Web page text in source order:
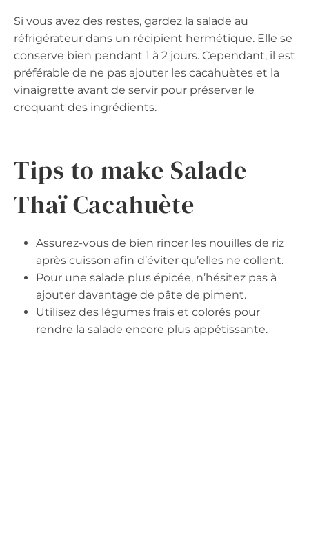
Si vous avez des restes, gardez la salade au
réfrigérateur dans un récipient hermétique. Elle se
conserve bien pendant 1 à 2 jours. Cependant, il est
préférable de ne pas ajouter les cacahuètes et la
vinaigrette avant de servir pour préserver le
croquant des ingrédients.
Tips to make Salade
Thaï Cacahuète
Assurez-vous de bien rincer les nouilles de riz
après cuisson afin d’éviter qu’elles ne collent.
Pour une salade plus épicée, n’hésitez pas à
ajouter davantage de pâte de piment.
Utilisez des légumes frais et colorés pour
rendre la salade encore plus appétissante.